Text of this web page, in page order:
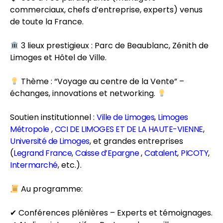
commerciaux, chefs d’entreprise, experts) venus
de toute la France.
3 lieux prestigieux : Parc de Beaublanc, Zénith de
Limoges et Hôtel de Ville.
Thème : “Voyage au centre de la Vente” –
échanges, innovations et networking.
Soutien institutionnel : Ville de Limoges, Limoges
Métropole,CCI DE LIMOGES ET DE LA HAUTE-VIENNE,
Université de Limoges, et grandes entreprises
(Legrand France,Caisse d’Epargne,Catalent, PICOTY,
Intermarché, etc.).
Au programme:
✔ Conférences plénières – Experts et témoignages.